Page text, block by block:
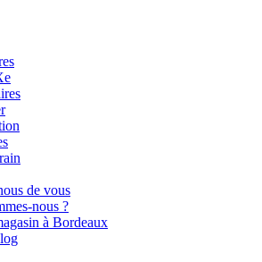
de vous
nous ?
à Bordeaux